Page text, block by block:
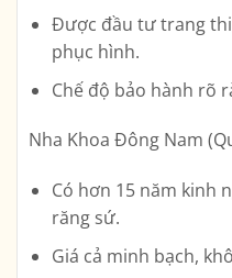
Được đầu tư trang
phục hình.
Chế độ bảo hành rõ
Nha Khoa Đông Nam
Có hơn 15 năm kinh
răng sứ.
Giá cả minh bạch,